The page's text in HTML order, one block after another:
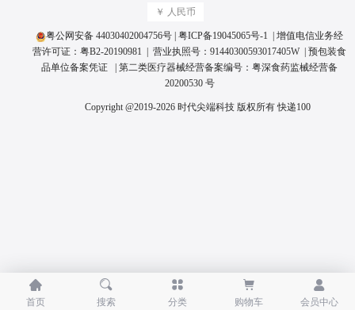
￥ 人民币
粤公网安备 44030402004756号 粤ICP备19045065号-1 | 增值电信业务经
营许可证： 粤B2-20190981 | 营业执照号： 91440300593017405W
预包装食
品单位备案凭证
| 第二类医疗器械经营备案编号： 粤深食药监械经营备
20200530 号
Copyright @2019-2026 时代尖端科技 版权所有快递100

首页

搜索

分类

购物车

会员中心